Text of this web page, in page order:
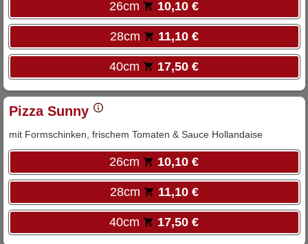
26cm 10,10 €
28cm 11,10 €
40cm 17,50 €
Pizza Sunny
mit Formschinken, frischem Tomaten & Sauce Hollandaise
26cm 10,10 €
28cm 11,10 €
40cm 17,50 €